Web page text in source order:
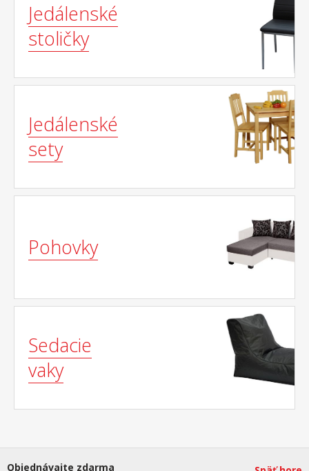
Jedálenské
stoličky
Jedálenské
sety
Pohovky
Sedacie
vaky
Objednávajte zdarma